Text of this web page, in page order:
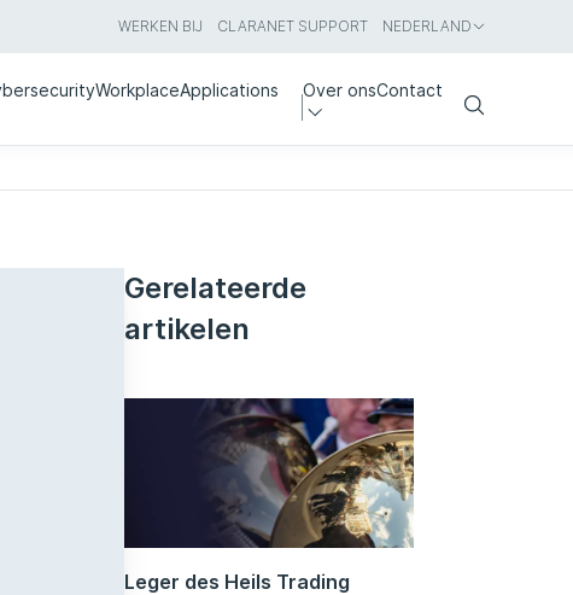
WERKEN BIJ CLARANET SUPPORT NEDERLAND
WorkplaceApplications Over onsContact
Search
Gerelateerde
artikelen
Leger des Heils Trading